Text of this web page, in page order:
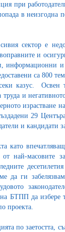
при
в неизгодна
сектор е
и
информационни и
са 800
казус. Освен
и
израстване
29
и кандидати
като
най-масовите
да ги
на БТПП да избере
проекта.
по заетостта,